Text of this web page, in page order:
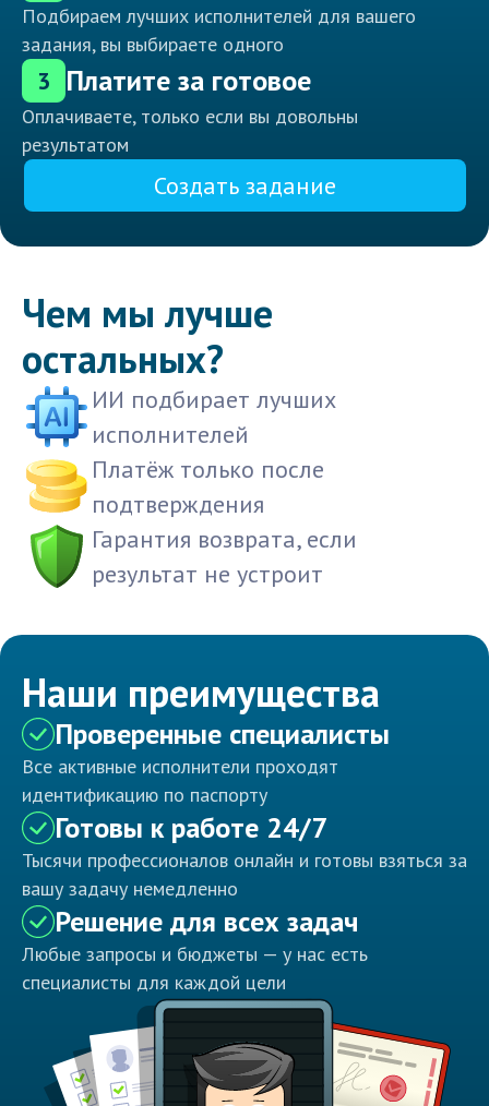
Подбираем лучших исполнителей для вашего
задания, вы выбираете одного
3 Платите за готовое
Оплачиваете, только если вы довольны
результатом
Создать задание
Чем мы лучше
остальных?
ИИ подбирает лучших
исполнителей
Платёж только после
подтверждения
Гарантия возврата, если
результат не устроит
Наши преимущества
Проверенные специалисты
Все активные исполнители проходят
идентификацию по паспорту
Готовы к работе 24/7
Тысячи профессионалов онлайн и готовы взяться за
вашу задачу немедленно
Решение для всех задач
Любые запросы и бюджеты — у нас есть
специалисты для каждой цели